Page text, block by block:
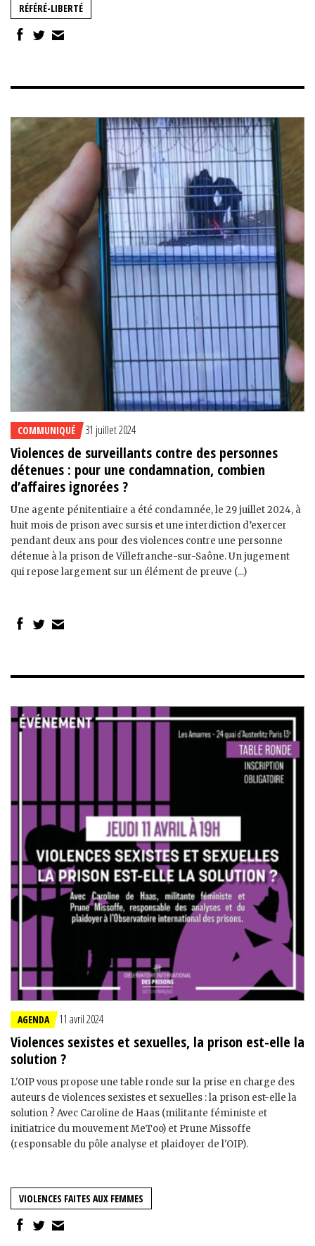
RÉFÉRÉ-LIBERTÉ
COMMUNIQUÉ 31 juillet 2024
Violences de surveillants contre des personnes
détenues : pour une condamnation, combien
d’affaires ignorées ?
Une agente pénitentiaire a été condamnée, le 29 juillet 2024, à
huit mois de prison avec sursis et une interdiction d’exercer
pendant deux ans pour des violences contre une personne
détenue à la prison de Villefranche-sur-Saône. Un jugement
qui repose largement sur un élément de preuve (...)
AGENDA 11 avril 2024
Violences sexistes et sexuelles, la prison est-elle la
solution ?
L'OIP vous propose une table ronde sur la prise en charge des
auteurs de violences sexistes et sexuelles : la prison est-elle la
solution ? Avec Caroline de Haas (militante féministe et
initiatrice du mouvement MeToo) et Prune Missoffe
(responsable du pôle analyse et plaidoyer de l'OIP).
VIOLENCES FAITES AUX FEMMES